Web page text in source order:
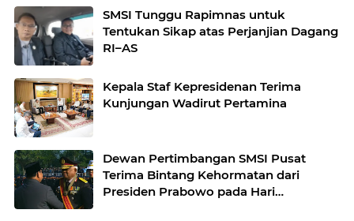
SMSI Tunggu Rapimnas untuk
Tentukan Sikap atas Perjanjian Dagang
RI–AS
Kepala Staf Kepresidenan Terima
Kunjungan Wadirut Pertamina
Dewan Pertimbangan SMSI Pusat
Terima Bintang Kehormatan dari
Presiden Prabowo pada Hari